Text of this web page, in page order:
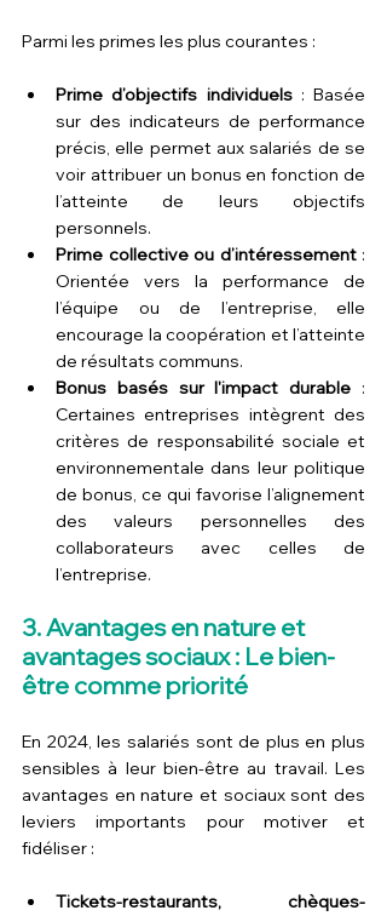
Parmi les primes les plus courantes :
Prime d’objectifs individuels : Basée
sur des indicateurs de performance
précis, elle permet aux salariés de se
voir attribuer un bonus en fonction de
l’atteinte de leurs objectifs
personnels.
Prime collective ou d’intéressement :
Orientée vers la performance de
l’équipe ou de l’entreprise, elle
encourage la coopération et l’atteinte
de résultats communs.
Bonus basés sur l'impact durable :
Certaines entreprises intègrent des
critères de responsabilité sociale et
environnementale dans leur politique
de bonus, ce qui favorise l’alignement
des valeurs personnelles des
collaborateurs avec celles de
l’entreprise.
3. Avantages en nature et
avantages sociaux : Le bien-
être comme priorité
En 2024, les salariés sont de plus en plus
sensibles à leur bien-être au travail. Les
avantages en nature et sociaux sont des
leviers importants pour motiver et
fidéliser :
Tickets-restaurants, chèques-